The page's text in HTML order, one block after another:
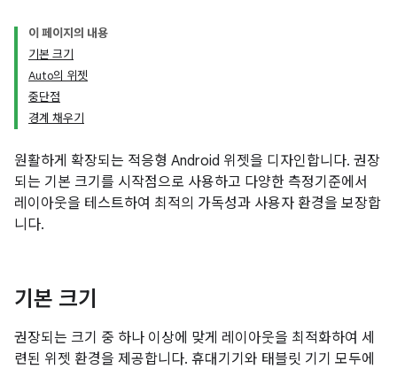
이 페이지의 내용
기본 크기
Auto의 위젯
중단점
경계 채우기
원활하게 확장되는 적응형 Android 위젯을 디자인합니다. 권장
되는 기본 크기를 시작점으로 사용하고 다양한 측정기준에서
레이아웃을 테스트하여 최적의 가독성과 사용자 환경을 보장합
니다.
기본 크기
권장되는 크기 중 하나 이상에 맞게 레이아웃을 최적화하여 세
련된 위젯 환경을 제공합니다. 휴대기기와 태블릿 기기 모두에